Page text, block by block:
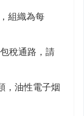
組織為每
稅通路，請
，油性電子烟